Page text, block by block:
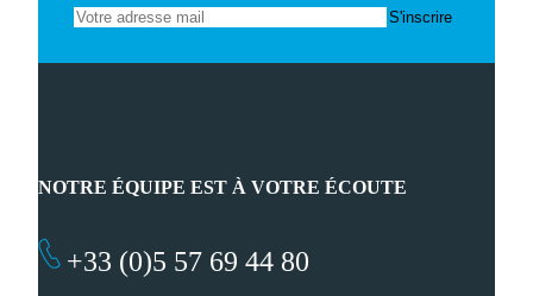
NOTRE ÉQUIPE EST À VOTRE ÉCOUTE
+33 (0)5 57 69 44 80